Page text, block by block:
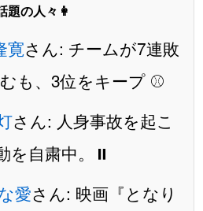
題の人々👩
寛さん: チームが7連敗
も、3位をキープ ⚾️
さん: 人身事故を起こ
を自粛中。⏸️
愛さん: 映画『となり